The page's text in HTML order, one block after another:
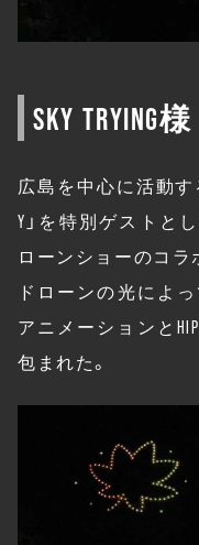
SKY TRYING様
広島を中心に活動す
Y」を特別ゲストとし
ローンショーのコラ
ドローンの光によ
アニメーションと
包まれた。